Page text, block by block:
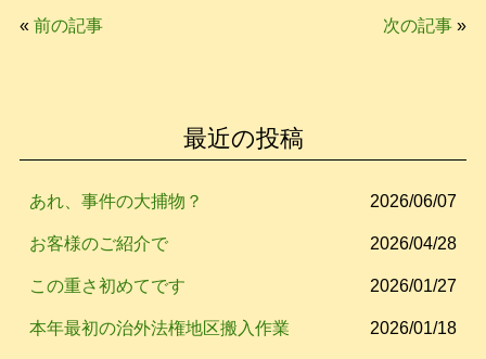
e
« 前の記事 次の記事 »
最近の投稿
あれ、事件の大捕物？ 2026/06/07
お客様のご紹介で 2026/04/28
この重さ初めてです 2026/01/27
本年最初の治外法権地区搬入作業 2026/01/18